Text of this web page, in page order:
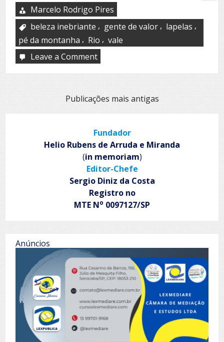
Marcelo Rodrigo Pires
beleza inebriante , gente de valor , lapelas ,
pé da montanha , Rio , vale
Leave a Commenton
nova
imigrante…
NavegaçãoPublicações mais antigas
Fundador
Helio Rubens de Arruda e Miranda
(in memoriam)
Editor-Chefe
Sergio Diniz da Costa
Registro no
MTE No 0097127/SP
Anúncios